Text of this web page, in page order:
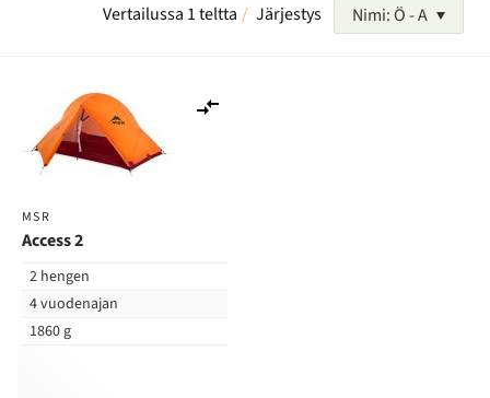
Vertailussa 1 teltta Järjestys Nimi: Ö - A
MSR
Access 2
2 hengen
4 vuodenajan
1860 g